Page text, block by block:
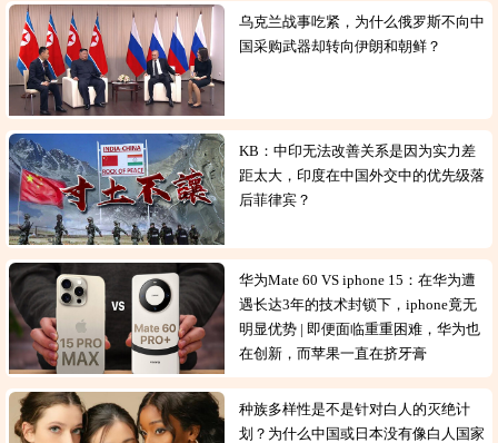
乌克兰战事吃紧，为什么俄罗斯不向中
国采购武器却转向伊朗和朝鲜？
KB：中印无法改善关系是因为实力差
距太大，印度在中国外交中的优先级落
后菲律宾？
华为Mate 60 VS iphone 15：在华为遭
遇长达3年的技术封锁下，iphone竟无
明显优势 | 即便面临重重困难，华为也
在创新，而苹果一直在挤牙膏
种族多样性是不是针对白人的灭绝计
划？为什么中国或日本没有像白人国家